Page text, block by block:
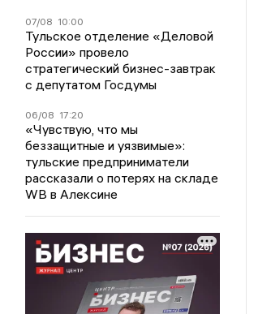
07/08 10:00
Тульское отделение «Деловой
России» провело
стратегический бизнес-завтрак
с депутатом Госдумы
06/08 17:20
«Чувствую, что мы
беззащитные и уязвимые»:
тульские предприниматели
рассказали о потерях на складе
WB в Алексине